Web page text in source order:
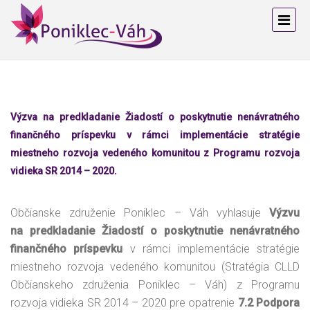
Výzva na predkladanie Žiadostí o poskytnutie nenávratného
finančného príspevku v rámci implementácie stratégie
miestneho rozvoja vedeného komunitou z Programu rozvoja
vidieka SR 2014 – 2020.
Občianske združenie Poniklec – Váh vyhlasuje Výzvu
na predkladanie Žiadostí o poskytnutie nenávratného
finančného príspevku v rámci implementácie stratégie
miestneho rozvoja vedeného komunitou (Stratégia CLLD
Občianskeho združenia Poniklec – Váh) z Programu
rozvoja vidieka SR 2014 – 2020 pre opatrenie 7.2 Podpora